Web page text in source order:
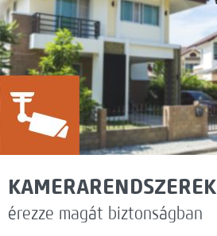
KAMERARENDSZEREK
érezze magát biztonságban